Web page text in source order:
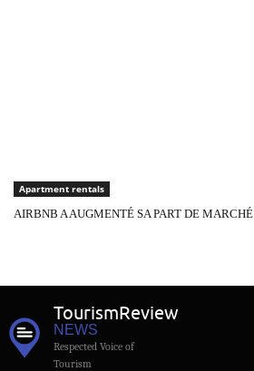
Apartment rentals
AIRBNB A AUGMENTÉ SA PART DE MARCHÉ
TourismReview
NEWS
Respected Voice of
Tourism